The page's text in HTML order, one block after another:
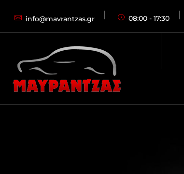
info@mavrantzas.gr 08:00 - 17:30